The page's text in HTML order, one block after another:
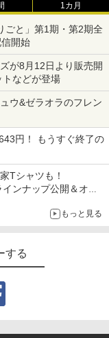
1カ月
と」第1期・第2期全
開始
が8月12日より販売開
などが登場
ウ&ゼラオラのフレン
円！ もうすぐ終了の
」が67%オフで990円
Tシャツも！
ンナップ公開＆オン
もっと見る
する